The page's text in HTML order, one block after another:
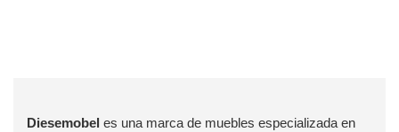
Diesemobel es una marca de muebles especializada en